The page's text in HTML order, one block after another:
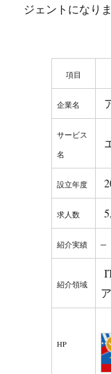
ジェントになりま
項目
企業名
サービス
名
設立年度
求人数
紹介実績 –
紹介領域
HP